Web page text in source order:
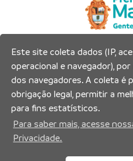
Prefeitura
Município
Av. Brasil, 2971 –
CEP:
Este site coleta dados (IP,
operacional e navegador),
dos navegadores. A coleta é
obrigação legal, permitir a
para fins estatísticos.
Para saber mais, acesse
Privacidade.